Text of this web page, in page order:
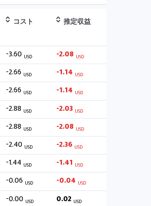
コスト 推定収益
-3.60 USD -2.08 USD
-2.66 USD -1.14 USD
-2.66 USD -1.14 USD
-2.88 USD -2.03 USD
-2.88 USD -2.08 USD
-2.40 USD -2.36 USD
-1.44 USD -1.41 USD
-0.06 USD -0.04 USD
-0.00 USD 0.02 USD